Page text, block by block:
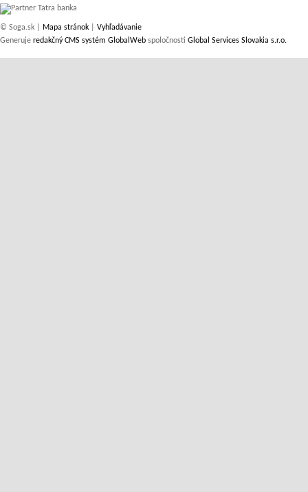
© Soga.sk | Mapa stránok
Vyhľadávanie
Generuje redakčný CMS systém GlobalWeb spoločnosti Global Services Slovakia s.r.o.